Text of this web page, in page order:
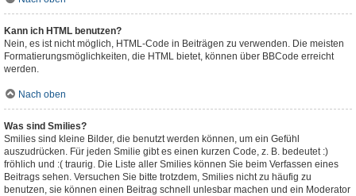
Kann ich HTML benutzen?
Nein, es ist nicht möglich, HTML-Code in Beiträgen zu verwenden. Die meisten
Formatierungsmöglichkeiten, die HTML bietet, können über BBCode erreicht
werden.
Nach oben
Was sind Smilies?
Smilies sind kleine Bilder, die benutzt werden können, um ein Gefühl
auszudrücken. Für jeden Smilie gibt es einen kurzen Code, z. B. bedeutet :)
fröhlich und :( traurig. Die Liste aller Smilies können Sie beim Verfassen eines
Beitrags sehen. Versuchen Sie bitte trotzdem, Smilies nicht zu häufig zu
benutzen, sie können einen Beitrag schnell unlesbar machen und ein Moderator